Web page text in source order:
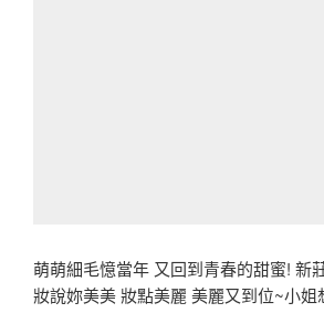
萌萌細毛憶當年 又回到青春的甜蜜! 新
妝說妳美美 妝點美麗 美麗又到位~小姐